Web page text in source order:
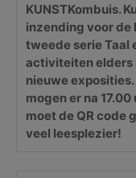
KUNSTKombuis.
inzending voor de
tweede serie Taal
activiteiten elders
nieuwe
mogen er na
moet de QR code
veel leesplezier!